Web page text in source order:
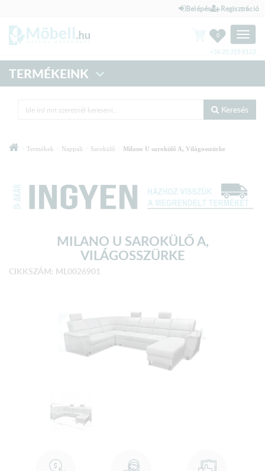
Belépés Regisztráció
Toggle
0
+36 20 318 8122
TERMÉKEINK
Keresés
Termékek Nappali Sarokülő Milano U sarokülő A, Világosszürke
MILANO U SAROKÜLŐ A,
VILÁGOSSZÜRKE
CIKKSZÁM: ML0026901